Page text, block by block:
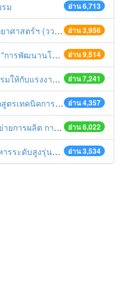
อ่าน 6,713
ม
อ่าน 3,956
ศาสตร์ฯ (วว.)
อ่าน 9,514
ดการในหน่วยงานภาครัฐ"
อ่าน 7,241
สถานประกอบกิจการ
อ่าน 4,357
ยงาน เขียนข่าวได้ ถ่ายภาพเป็น
อ่าน 6,022
เกษตรและอาหารปลอดภัย
อ่าน 3,534
รจัดการน้ำแบบบูรณาการ)